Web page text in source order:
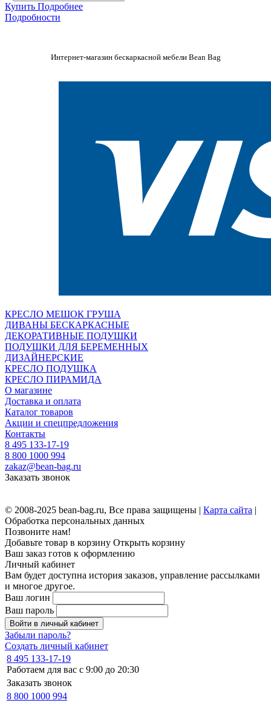
Купить Подробнее
Подробности
Интернет-магазин бескаркасной мебели Bean Bag
КРЕСЛО МЕШОК ГРУША
ДИВАНЫ БЕСКАРКАСНЫЕ
ДЕКОРАТИВНЫЕ ПОДУШКИ
ПОДУШКИ ДЛЯ БЕРЕМЕННЫХ
ДИЗАЙНЕРСКИЕ
КРЕСЛО ПОДУШКА
КРЕСЛО ПИРАМИДА
О магазине
Доставка и оплата
Каталог товаров
Акции и спецпредложения
Контакты
8 495 133-17-19
8 800 1000 994
zakaz@bean-bag.ru
Заказать звонок
© 2008-2025 bean-bag.ru, Все права защищены | Карта сайта |
Обработка персональных данных
Позвоните нам!
Добавьте товар в корзину Открыть корзину
Ваш заказ готов к оформлению
Личный кабинет
Вам будет доступна история заказов, управление рассылками
и многое другое.
Ваш логин
Ваш пароль
Войти в личный кабинет
Забыли пароль?
Создать личный кабинет
8 495 133-17-19
Работаем для вас с 9:00 до 20:30
Заказать звонок
8 800 1000 994